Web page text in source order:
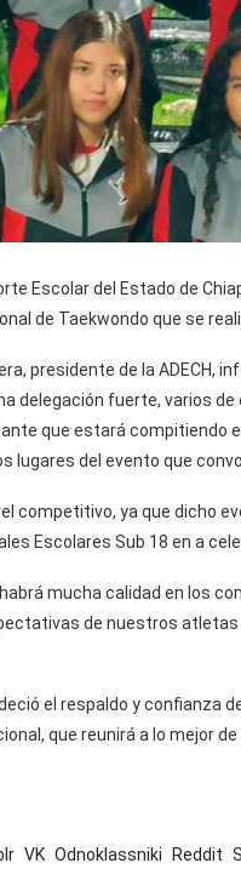
Escolar del Estado de
de Taekwondo que se
presidente de la ADECH,
delegación fuerte, varios
que estará compitiendo
del evento que
competitivo, ya que dicho
Escolares Sub 18 en a
mucha calidad en los
de nuestros
el respaldo y confianza
que reunirá a lo mejor
VK Odnoklassniki Reddit